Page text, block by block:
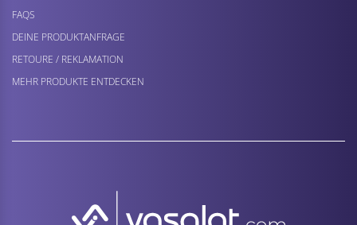
FAQS
DEINE PRODUKTANFRAGE
RETOURE / REKLAMATION
MEHR PRODUKTE ENTDECKEN